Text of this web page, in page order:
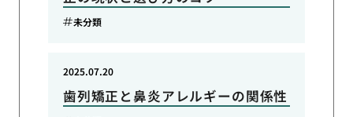
未分類
歯列矯正と鼻炎アレルギーの関係性
2025.07.20